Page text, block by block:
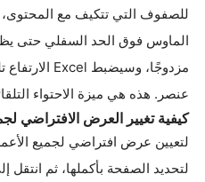
للصفوف التي تتكيف مع
الماوس فوق الحد السفلي حتى
مزدوجًا، وسيضبط
عنصر. هذه هي ميزة الاحتواء
كيفية تغيير العرض الافتراضي
لتعيين عرض افتراضي لجميع
لتحديد الصفحة بأكملها، ثم